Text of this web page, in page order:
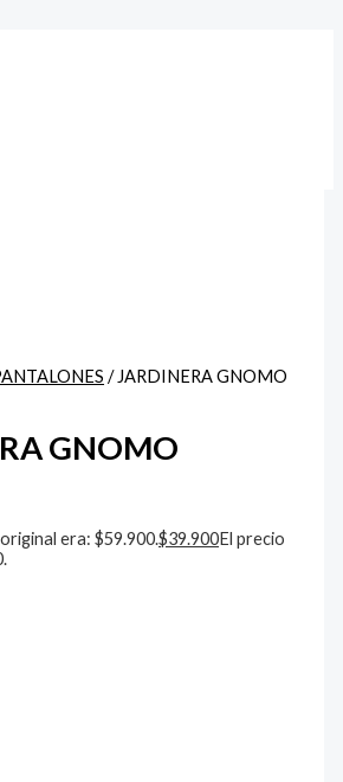
/ JARDINERA GNOMO
GNOMO
era: $59.900.$39.900El precio